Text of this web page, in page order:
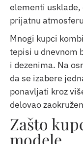
elementi usklade,
prijatnu
Mnogi kupci
tepisi u dnevnom
i dezenima. Na
da se izabere
ponavljati kroz
delovao
Zašto
modele